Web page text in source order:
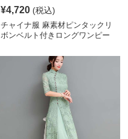
¥4,720 (税込)
チャイナ服 麻素材ピンタックリ
ボンベルト付きロングワンピー